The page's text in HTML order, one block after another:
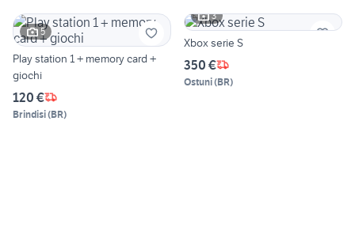
5
Play station 1 + memory card +
giochi
120 €
Brindisi(BR)
3
Xbox serie S
350 €
Ostuni(BR)